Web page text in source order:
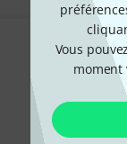
Vous
moment